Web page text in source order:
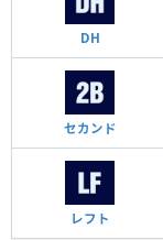
DH
セカンド
レフト